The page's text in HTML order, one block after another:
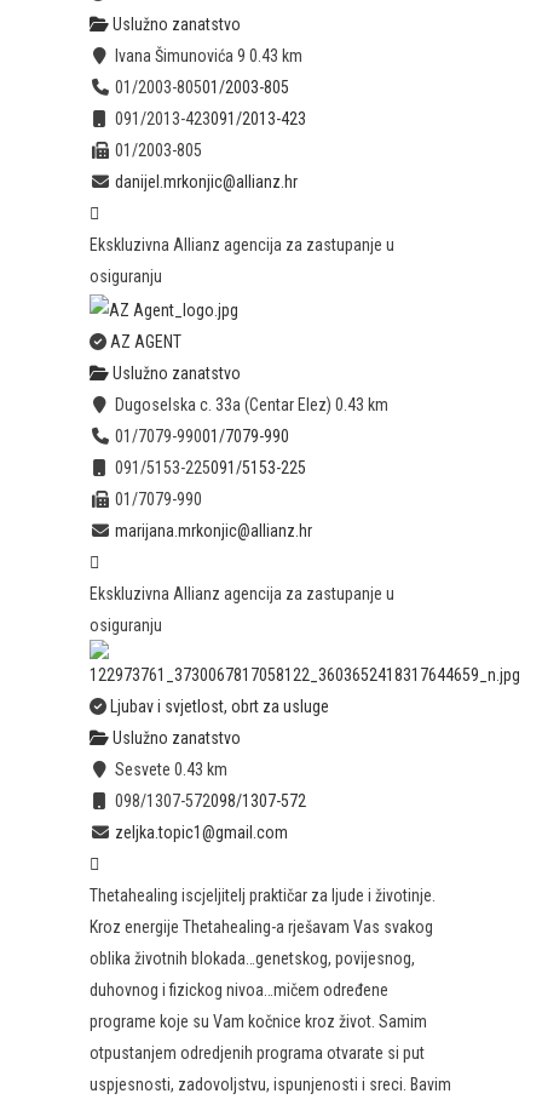
Uslužno zanatstvo
Ivana Šimunovića 9 0.43 km
01/2003-80501/2003-805
091/2013-423091/2013-423
01/2003-805
danijel.mrkonjic@allianz.hr
Ekskluzivna Allianz agencija za zastupanje u
osiguranju
AZ AGENT
Uslužno zanatstvo
Dugoselska c. 33a (Centar Elez) 0.43 km
01/7079-99001/7079-990
091/5153-225091/5153-225
01/7079-990
marijana.mrkonjic@allianz.hr
Ekskluzivna Allianz agencija za zastupanje u
osiguranju
Ljubav i svjetlost, obrt za usluge
Uslužno zanatstvo
Sesvete 0.43 km
098/1307-572098/1307-572
zeljka.topic1@gmail.com
Thetahealing iscjeljitelj praktičar za ljude i životinje.
Kroz energije Thetahealing-a rješavam Vas svakog
oblika životnih blokada…genetskog, povijesnog,
duhovnog i fizickog nivoa…mičem određene
programe koje su Vam kočnice kroz život. Samim
otpustanjem odredjenih programa otvarate si put
uspjesnosti, zadovoljstvu, ispunjenosti i sreci. Bavim